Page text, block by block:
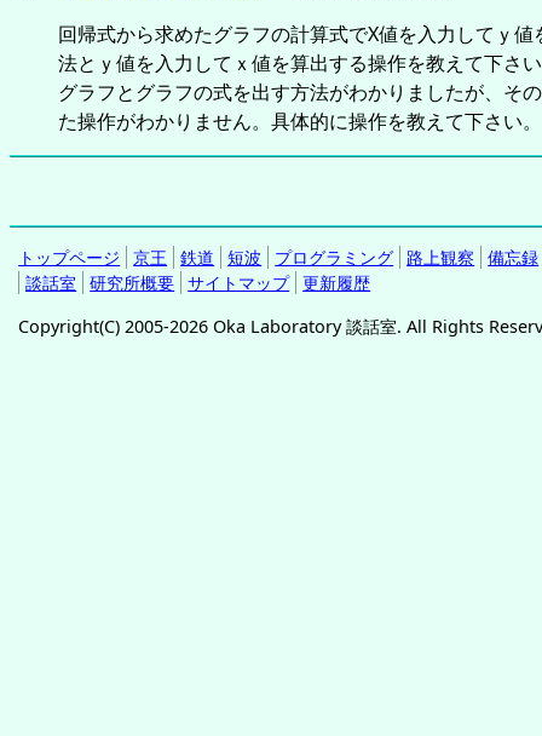
回帰式から求めたグラフの計算式でX値を入力してｙ値
法とｙ値を入力してｘ値を算出する操作を教えて下さ
グラフとグラフの式を出す方法がわかりましたが、そ
た操作がわかりません。具体的に操作を教えて下さい。
トップページ 京王 鉄道 短波 プログラミング 路上観察
備忘録
談話室
研究所概要 サイトマップ 更新履歴
Copyright(C) 2005-2026 Oka Laboratory 談話室. All Rights